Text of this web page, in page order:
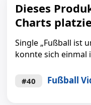
Dieses
Charts
Single „Fußball ist
konnte sich einmal
#40 Fußball